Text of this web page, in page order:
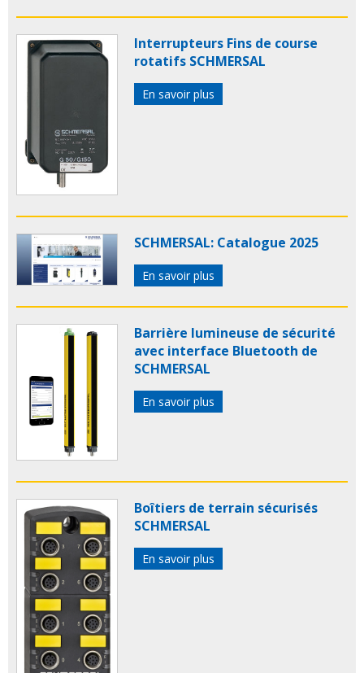
Interrupteurs Fins de course
rotatifs SCHMERSAL
En savoir plus
SCHMERSAL: Catalogue 2025
En savoir plus
Barrière lumineuse de sécurité
avec interface Bluetooth de
SCHMERSAL
En savoir plus
Boîtiers de terrain sécurisés
SCHMERSAL
En savoir plus